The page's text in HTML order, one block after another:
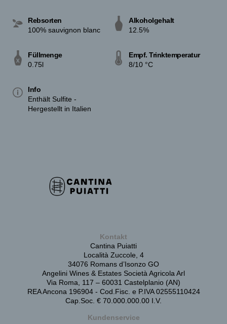
Rebsorten
100% sauvignon blanc
Alkoholgehalt
12.5%
Füllmenge
0.75l
Empf. Trinktemperatur
8/10 °C
Info
Enthält Sulfite -
Hergestellt in Italien
Kontakt
Cantina Puiatti
Località Zuccole, 4
34076 Romans d’Isonzo GO
Angelini Wines & Estates Società Agricola Arl
Via Roma, 117 – 60031 Castelplanio (AN)
REA Ancona 196904 - Cod.Fisc. e P.IVA 02555110424
Cap.Soc. € 70.000.000.00 I.V.
Kundenservice